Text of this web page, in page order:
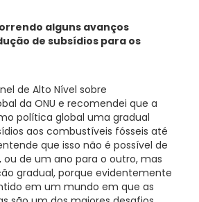
alguns avanços
de subsídios para os
de Alto Nível sobre
da ONU e recomendei que a
política global uma gradual
aos combustíveis fósseis até
que isso não é possível de
de um ano para o outro, mas
gradual, porque evidentemente
em um mundo em que as